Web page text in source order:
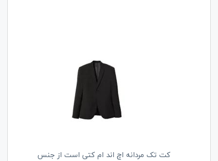
کت تک مردانه اچ اند ام کتی است از جنس